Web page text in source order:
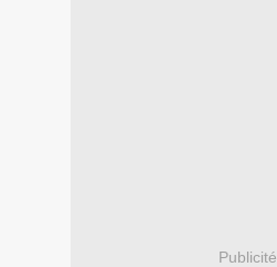
Publicité